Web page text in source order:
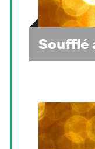
Soufflé